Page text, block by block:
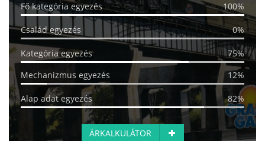
Fő kategória egyezés 100%
Család egyezés 0%
Kategória egyezés
75%
Mechanizmus egyezés
12%
Alap adat egyezés 82%
ÁRKALKULÁTOR